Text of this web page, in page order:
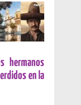
hermanos
en la